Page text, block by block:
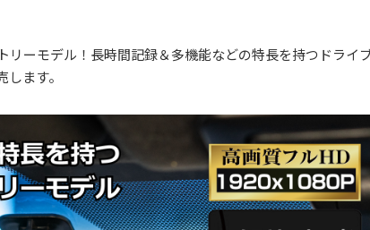
リーモデル！長時間記録＆多機能などの特長を持つドライ
ます。